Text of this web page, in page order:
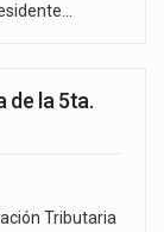
de la 5ta.
Tributaria